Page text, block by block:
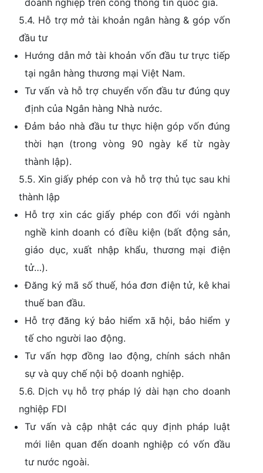
doanh nghiệp trên cổng thông tin quốc gia.
5.4. Hỗ trợ mở tài khoản ngân hàng & góp vốn
đầu tư
Hướng dẫn mở tài khoản vốn đầu tư trực tiếp
tại ngân hàng thương mại Việt Nam.
Tư vấn và hỗ trợ chuyển vốn đầu tư đúng quy
định của Ngân hàng Nhà nước.
Đảm bảo nhà đầu tư thực hiện góp vốn đúng
thời hạn (trong vòng 90 ngày kể từ ngày
thành lập).
5.5. Xin giấy phép con và hỗ trợ thủ tục sau khi
thành lập
Hỗ trợ xin các giấy phép con đối với ngành
nghề kinh doanh có điều kiện (bất động sản,
giáo dục, xuất nhập khẩu, thương mại điện
tử…).
Đăng ký mã số thuế, hóa đơn điện tử, kê khai
thuế ban đầu.
Hỗ trợ đăng ký bảo hiểm xã hội, bảo hiểm y
tế cho người lao động.
Tư vấn hợp đồng lao động, chính sách nhân
sự và quy chế nội bộ doanh nghiệp.
5.6. Dịch vụ hỗ trợ pháp lý dài hạn cho doanh
nghiệp FDI
Tư vấn và cập nhật các quy định pháp luật
mới liên quan đến doanh nghiệp có vốn đầu
tư nước ngoài.